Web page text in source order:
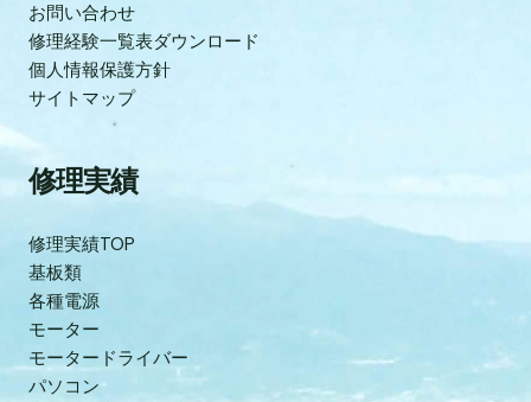
お問い合わせ
修理経験一覧表ダウンロード
個人情報保護方針
サイトマップ
修理実績
修理実績TOP
基板類
各種電源
モーター
モータードライバー
パソコン